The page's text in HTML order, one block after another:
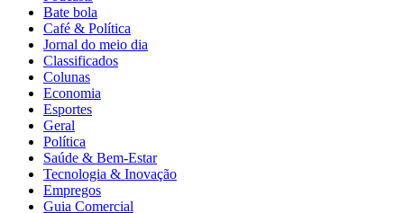
Bate bola
Café & Política
Jornal do meio dia
Classificados
Colunas
Economia
Esportes
Geral
Política
Saúde & Bem-Estar
Tecnologia & Inovação
Empregos
Guia Comercial